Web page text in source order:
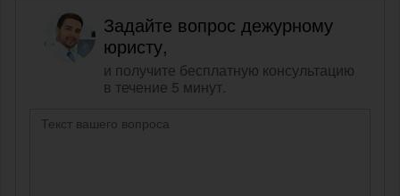
Задайте вопрос дежурному
юристу,
и получите бесплатную консультацию
в течение 5 минут.